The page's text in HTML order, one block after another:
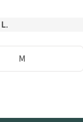
L.
M